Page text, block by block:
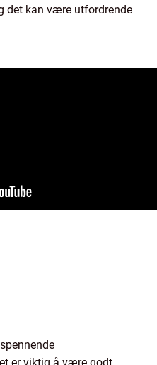
det kan være utfordrende